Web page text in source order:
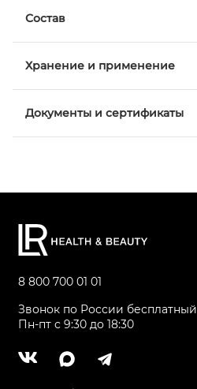
Состав
Хранение и применение
Документы и сертификаты
8 800 700 01 01
Звонок по России бесплатный
Пн-пт с 9:30 до 18:30